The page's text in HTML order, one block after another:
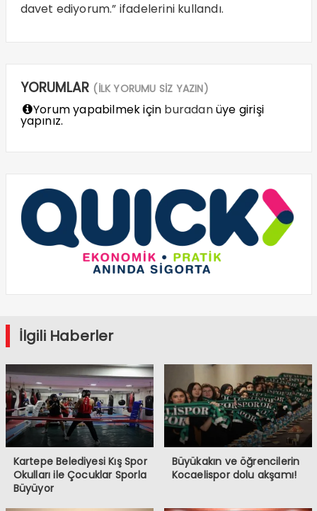
davet ediyorum.” ifadelerini kullandı.
YORUMLAR (İLK YORUMU SİZ YAZIN)
Yorum yapabilmek için buradanüye girişi
yapınız.
İlgili Haberler
Kartepe Belediyesi Kış Spor
Okulları ile Çocuklar Sporla
Büyüyor
Büyükakın ve öğrencilerin
Kocaelispor dolu akşamı!